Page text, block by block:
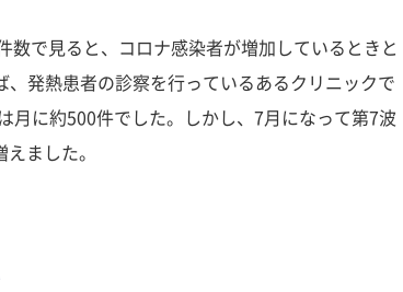
で見ると、コロナ感染者が増加しているときと
発熱患者の診察を行っているあるクリニックで
月に約500件でした。しかし、7月になって第7波
ました。